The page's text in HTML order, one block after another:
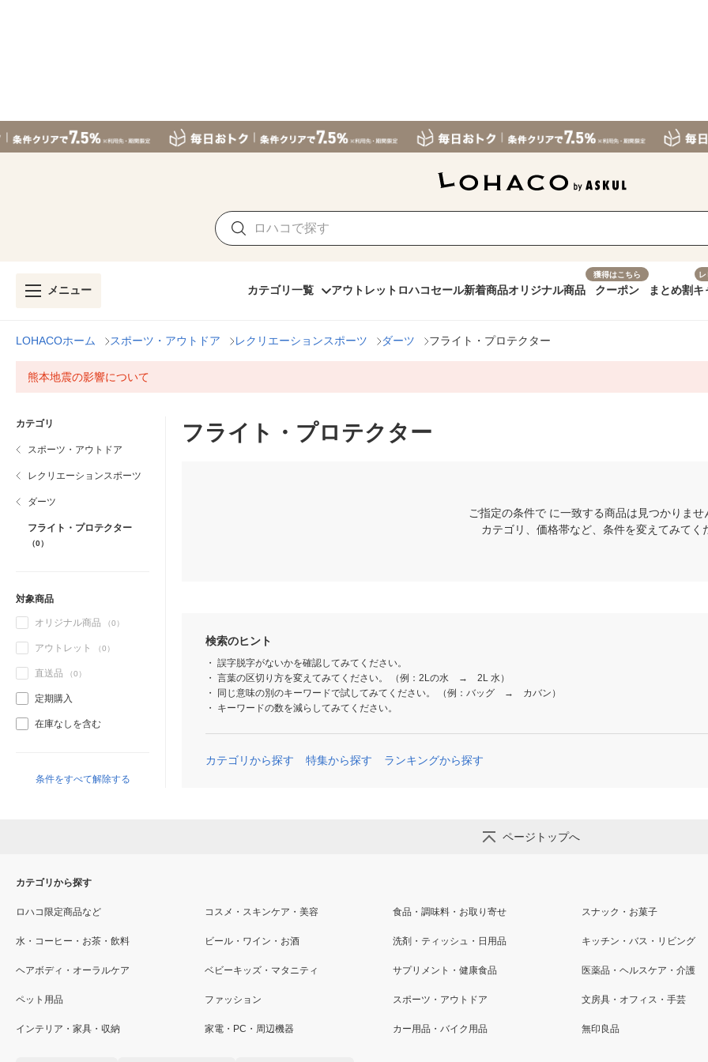
メニュー カテゴリ一覧 アウトレット ロハコセール新着商品オリジナル商品
獲得はこちら
クーポン まとめ割キ
LOHACOホーム スポーツ・アウトドア レクリエーションスポーツ ダーツ フライト・プロテクター
熊本地震の影響について
カテゴリ
スポーツ・アウトドア
レクリエーションスポーツ
ダーツ
フライト・プロテクター
（0）
対象商品
オリジナル商品 （0）
アウトレット （0）
直送品 （0）
定期購入
在庫なしを含む
条件をすべて解除する
フライト・プロテクター
ご指定の条件で に一致する商品は見つかりませ
カテゴリ、価格帯など、条件を変えてみてく
検索のヒント
誤字脱字がないかを確認してみてください。
言葉の区切り方を変えてみてください。 （例：2Lの水 → 2L 水）
同じ意味の別のキーワードで試してみてください。 （例：バッグ → カバン）
キーワードの数を減らしてみてください。
カテゴリから探す 特集から探す ランキングから探す
ページトップへ
カテゴリから探す
ロハコ限定商品など コスメ・スキンケア・美容 食品・調味料・お取り寄せ スナック・お菓子
水・コーヒー・お茶・飲料 ビール・ワイン・お酒 洗剤・ティッシュ・日用品 キッチン・バス・リビング
ヘアボディ・オーラルケア ベビーキッズ・マタニティ サプリメント・健康食品 医薬品・ヘルスケア・介護
ペット用品 ファッション スポーツ・アウトドア 文房具・オフィス・手芸
インテリア・家具・収納 家電・PC・周辺機器 カー用品・バイク用品 無印良品